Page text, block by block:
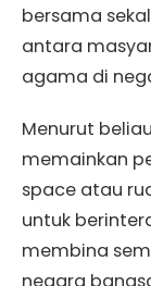
bersama
antara
agama di
Menurut
memainkan
space atau
untuk
membina